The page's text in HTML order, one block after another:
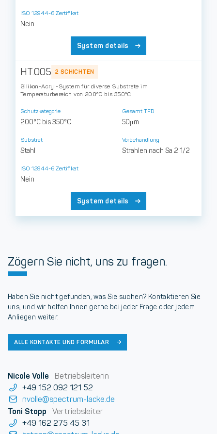
ISO 12944-6 Zertifikat
Nein
System details
HT.005 2 SCHICHTEN
Silikon-Acryl-System für diverse Substrate im
Temperaturbereich von 200°C bis 350°C
Substrat
Stahl
Vorbehandlung
Strahlen nach Sa 2 1/2
Schutzkategorie
200°C bis 350°C
ISO 12944-6 Zertifikat
Nein
Gesamt TFD
50μm
System details
Zögern Sie nicht, uns zu fragen.
Haben Sie nicht gefunden, was Sie suchen? Kontaktieren Sie
uns, und wir helfen Ihnen gerne bei jeder Frage oder jedem
Anliegen weiter.
ALLE KONTAKTE UND FORMULAR
Nicole Volle
Betriebsleiterin
+49 152 092 121 52
nvolle@spectrum-lacke.de
Toni Stopp
Vertriebsleiter
+49 162 275 45 31